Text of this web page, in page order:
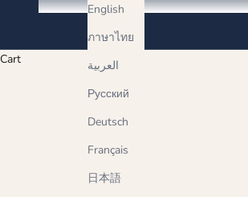
English
ภาษาไทย
العربية
Русский
Deutsch
Français
日本語
Cart